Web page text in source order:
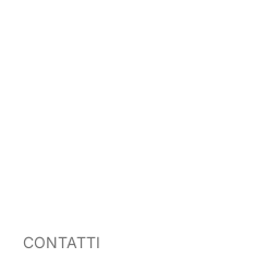
CONTATTI